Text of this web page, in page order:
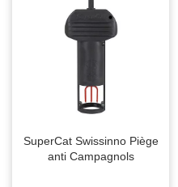
SuperCat Swissinno Piège
anti Campagnols